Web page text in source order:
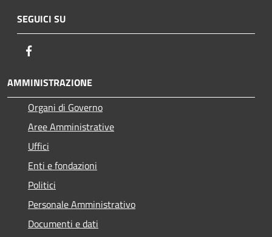
SEGUICI SU
AMMINISTRAZIONE
Organi di Governo
Aree Amministrative
Uffici
Enti e fondazioni
Politici
Personale Amministrativo
Documenti e dati